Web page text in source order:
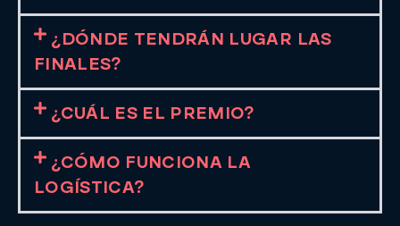
¿DÓNDE TENDRÁN LUGAR LAS
FINALES?
¿CUÁL ES EL PREMIO?
¿CÓMO FUNCIONA LA
LOGÍSTICA?